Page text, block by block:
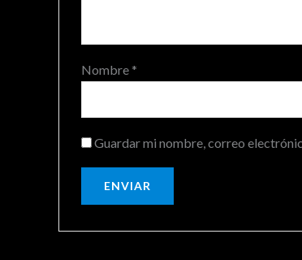
Nombre *
Guardar mi nombre, correo